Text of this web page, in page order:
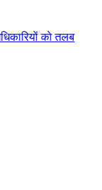
को तलब